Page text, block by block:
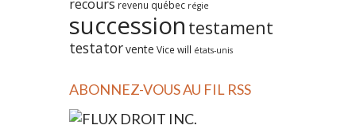
recours revenu québec régie
succession testament
testatorvente Vice will états-unis
ABONNEZ-VOUS AU FIL RSS
DROIT INC.